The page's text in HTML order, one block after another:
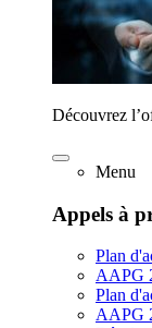
Découvrez
Menu
Appels à
Plan
AAPG
Plan
AAPG